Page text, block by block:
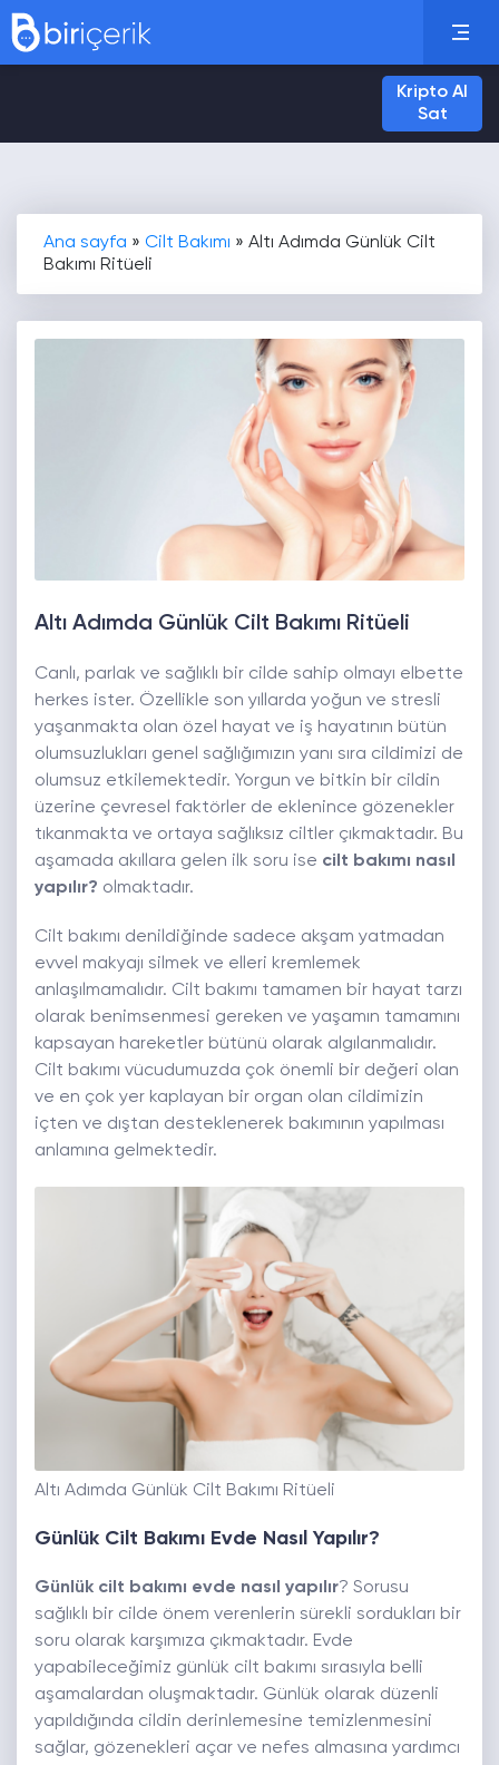
Kripto Al
Sat
Ana sayfa » Cilt Bakımı » Altı Adımda Günlük Cilt
Bakımı Ritüeli
Altı Adımda Günlük Cilt Bakımı Ritüeli
Canlı, parlak ve sağlıklı bir cilde sahip olmayı elbette
herkes ister. Özellikle son yıllarda yoğun ve stresli
yaşanmakta olan özel hayat ve iş hayatının bütün
olumsuzlukları genel sağlığımızın yanı sıra cildimizi de
olumsuz etkilemektedir. Yorgun ve bitkin bir cildin
üzerine çevresel faktörler de eklenince gözenekler
tıkanmakta ve ortaya sağlıksız ciltler çıkmaktadır. Bu
aşamada akıllara gelen ilk soru ise cilt bakımı nasıl
yapılır? olmaktadır.
Cilt bakımı denildiğinde sadece akşam yatmadan
evvel makyajı silmek ve elleri kremlemek
anlaşılmamalıdır. Cilt bakımı tamamen bir hayat tarzı
olarak benimsenmesi gereken ve yaşamın tamamını
kapsayan hareketler bütünü olarak algılanmalıdır.
Cilt bakımı vücudumuzda çok önemli bir değeri olan
ve en çok yer kaplayan bir organ olan cildimizin
içten ve dıştan desteklenerek bakımının yapılması
anlamına gelmektedir.
Altı Adımda Günlük Cilt Bakımı Ritüeli
Günlük Cilt Bakımı Evde Nasıl Yapılır?
Günlük cilt bakımı evde nasıl yapılır? Sorusu
sağlıklı bir cilde önem verenlerin sürekli sordukları bir
soru olarak karşımıza çıkmaktadır. Evde
yapabileceğimiz günlük cilt bakımı sırasıyla belli
aşamalardan oluşmaktadır. Günlük olarak düzenli
yapıldığında cildin derinlemesine temizlenmesini
sağlar, gözenekleri açar ve nefes almasına yardımcı